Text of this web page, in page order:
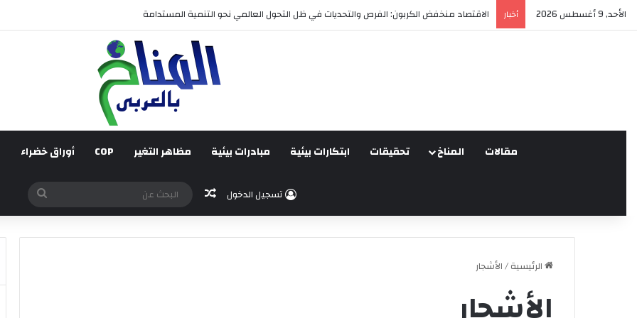
الأحد, 9 أغسطس 2026 أخبار العدالة البيئية في المغرب: نحو نموذج جديد قائم على جبر الضرر، دراسة تحليلية.
مقالات المناخ تحقيقات ابتكارات بيئية مبادرات بيئية مظاهر التغير COP أوراق خضراء
تسجيل الدخول مقال عشوائي
عن
الرئيسية/الأشجار